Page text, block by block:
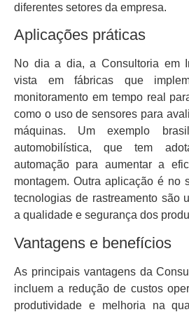
diferentes setores da empresa.
Aplicações práticas
No dia a dia, a Consultoria em
vista em fábricas que
monitoramento em tempo real
como o uso de sensores para
máquinas. Um exemplo
automobilística, que tem
automação para aumentar a
montagem. Outra aplicação é no
tecnologias de rastreamento são
a qualidade e segurança dos
Vantagens e benefícios
As principais vantagens da
incluem a redução de custos
produtividade e melhoria na